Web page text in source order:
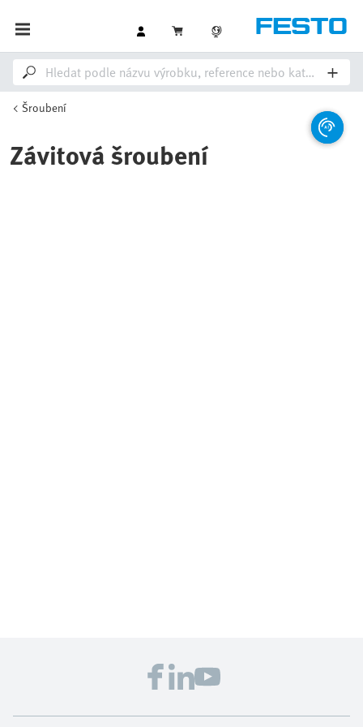
Šroubení
Závitová šroubení